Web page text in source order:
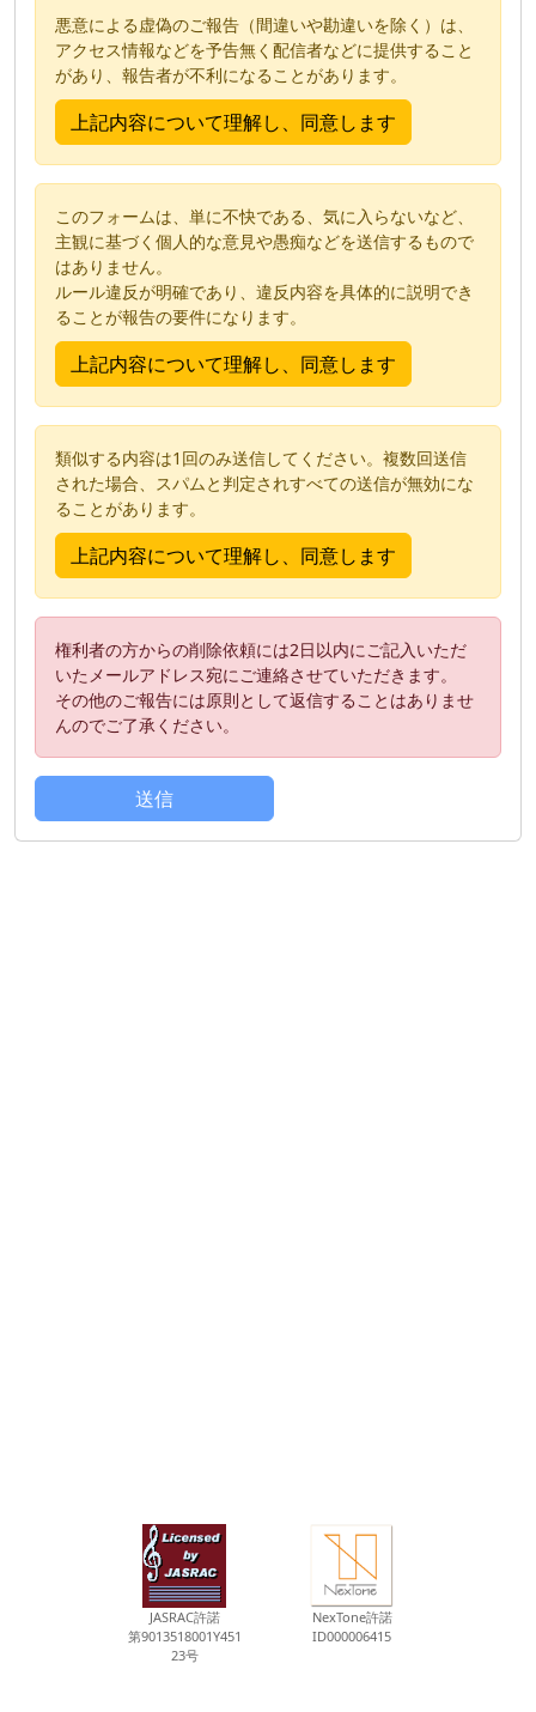
悪意による虚偽のご報告（間違いや勘違いを除く）は、
アクセス情報などを予告無く配信者などに提供すること
があり、報告者が不利になることがあります。
このフォームは、単に不快である、気に入らないなど、
主観に基づく個人的な意見や愚痴などを送信するもので
はありません。
ルール違反が明確であり、違反内容を具体的に説明でき
ることが報告の要件になります。
類似する内容は1回のみ送信してください。複数回送信
された場合、スパムと判定されすべての送信が無効にな
ることがあります。
権利者の方からの削除依頼には2日以内にご記入いただ
いたメールアドレス宛にご連絡させていただきます。
その他のご報告には原則として返信することはありませ
んのでご了承ください。
JASRAC許諾
第9013518001Y451
23号
NexTone許諾
ID000006415